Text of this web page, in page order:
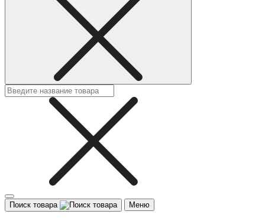
Поиск товара Меню